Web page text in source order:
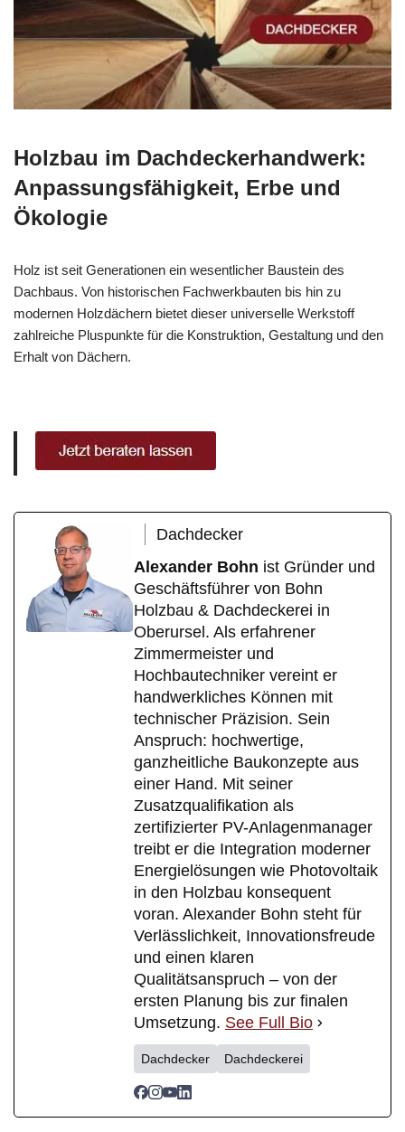
Holzbau im Dachdeckerhandwerk:
Anpassungsfähigkeit, Erbe und
Ökologie
Holz ist seit Generationen ein wesentlicher Baustein des
Dachbaus. Von historischen Fachwerkbauten bis hin zu
modernen Holzdächern bietet dieser universelle Werkstoff
zahlreiche Pluspunkte für die Konstruktion, Gestaltung und den
Erhalt von Dächern.
Dachdecker
Alexander Bohn ist Gründer und
Geschäftsführer von Bohn
Holzbau & Dachdeckerei in
Oberursel. Als erfahrener
Zimmermeister und
Hochbautechniker vereint er
handwerkliches Können mit
technischer Präzision. Sein
Anspruch: hochwertige,
ganzheitliche Baukonzepte aus
einer Hand. Mit seiner
Zusatzqualifikation als
zertifizierter PV-Anlagenmanager
treibt er die Integration moderner
Energielösungen wie Photovoltaik
in den Holzbau konsequent
voran. Alexander Bohn steht für
Verlässlichkeit, Innovationsfreude
und einen klaren
Qualitätsanspruch – von der
ersten Planung bis zur finalen
Umsetzung. See Full Bio
Dachdecker Dachdeckerei